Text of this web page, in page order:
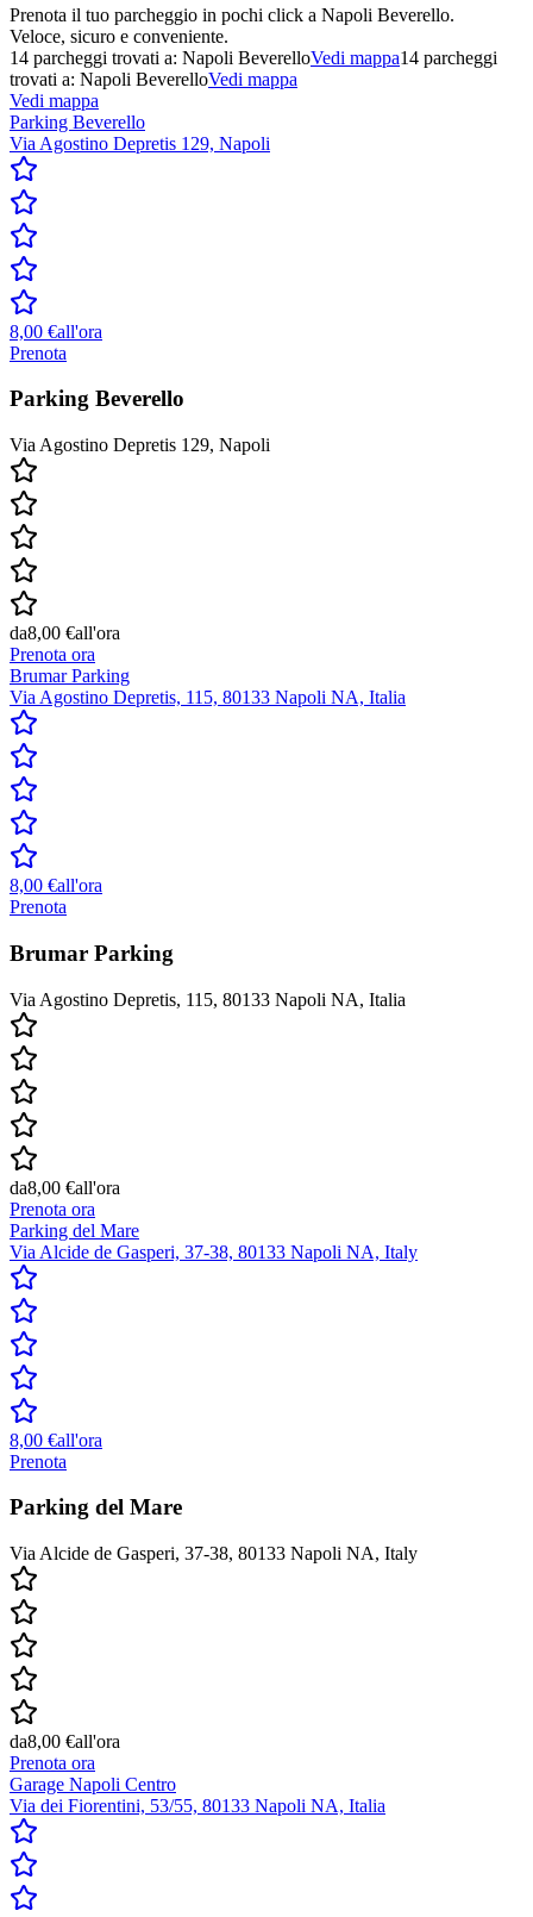
Prenota il tuo parcheggio in pochi click a Napoli Beverello.
Veloce, sicuro e conveniente.
14 parcheggi trovati a: Napoli BeverelloVedi mappa14 parcheggi
trovati a: Napoli BeverelloVedi mappa
Vedi mappa
Parking Beverello
Via Agostino Depretis 129, Napoli
8,00 €all'ora
Prenota
Parking Beverello
Via Agostino Depretis 129, Napoli
da8,00 €all'ora
Prenota ora
Brumar Parking
Via Agostino Depretis, 115, 80133 Napoli NA, Italia
8,00 €all'ora
Prenota
Brumar Parking
Via Agostino Depretis, 115, 80133 Napoli NA, Italia
da8,00 €all'ora
Prenota ora
Parking del Mare
Via Alcide de Gasperi, 37-38, 80133 Napoli NA, Italy
8,00 €all'ora
Prenota
Parking del Mare
Via Alcide de Gasperi, 37-38, 80133 Napoli NA, Italy
da8,00 €all'ora
Prenota ora
Garage Napoli Centro
Via dei Fiorentini, 53/55, 80133 Napoli NA, Italia